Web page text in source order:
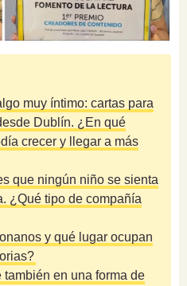
muy íntimo: cartas para
Dublín. ¿En qué
crecer y llegar a más
que ningún niño se sienta
¿Qué tipo de compañía
y qué lugar ocupan
también en una forma de